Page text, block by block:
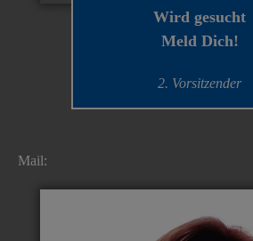
Wird gesucht
Meld Dich!
2. Vorsitzender
Mail: